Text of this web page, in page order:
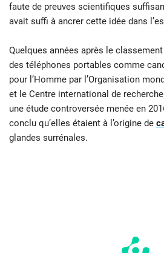
faute de preuves scientifiques
avait suffi à ancrer cette idée dans
Quelques années après le
des téléphones portables comme
pour l’Homme par l’Organisation
et le Centre international de
une étude controversée menée en
conclu qu’elles étaient à l’origine de
glandes surrénales.